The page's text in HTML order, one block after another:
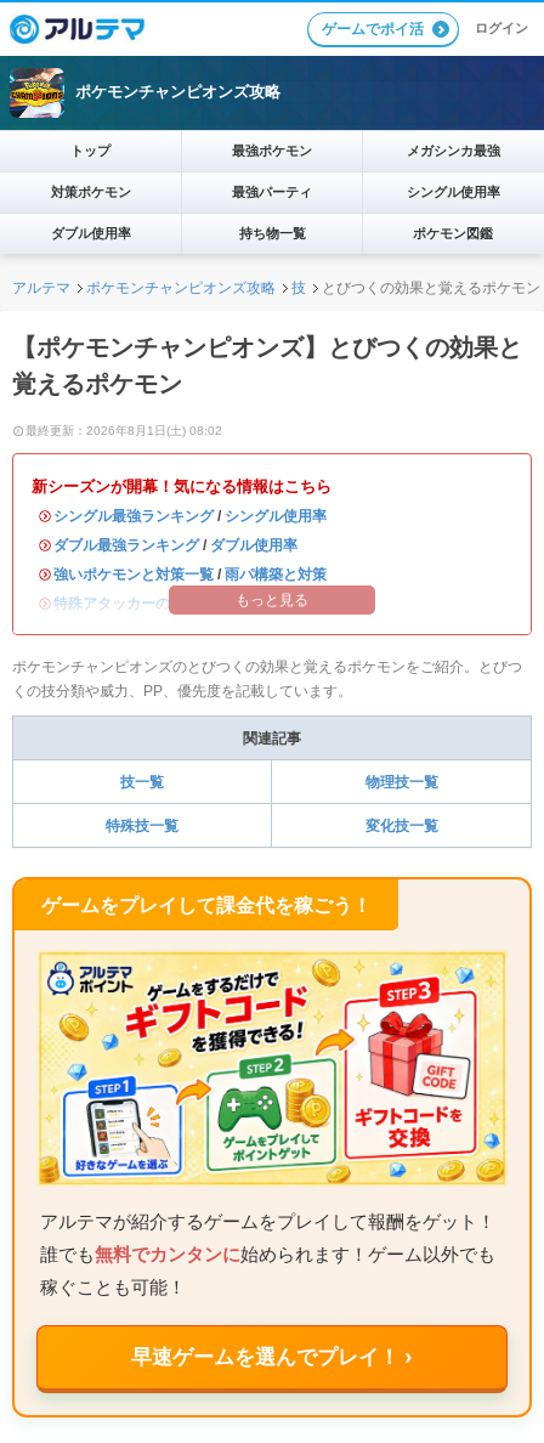
ゲームでポイ活 ログイン
ポケモンチャンピオンズ攻略
トップ 最強ポケモン メガシンカ最強
対策ポケモン 最強パーティ シングル使用率
ダブル使用率 持ち物一覧 ポケモン図鑑
アルテマ ポケモンチャンピオンズ攻略 技 とびつくの効果と覚えるポケモン
【ポケモンチャンピオンズ】とびつくの効果と
覚えるポケモン
最終更新：2026年8月1日(土) 08:02
新シーズンが開幕！気になる情報はこちら
・ シングル最強ランキング/ シングル使用率
・ ダブル最強ランキング/ ダブル使用率
・強いポケモンと対策一覧 / 雨パ構築と対策
・特殊アタッカーのおすすめランキング
もっと見る
ポケモンチャンピオンズのとびつくの効果と覚えるポケモンをご紹介。とびつ
くの技分類や威力、PP、優先度を記載しています。
関連記事
技一覧 物理技一覧
特殊技一覧 変化技一覧
ゲームをプレイして課金代を稼ごう！
アルテマが紹介するゲームをプレイして報酬をゲット！
誰でも無料でカンタンに始められます！ゲーム以外でも
稼ぐことも可能！
早速ゲームを選んでプレイ！ ›